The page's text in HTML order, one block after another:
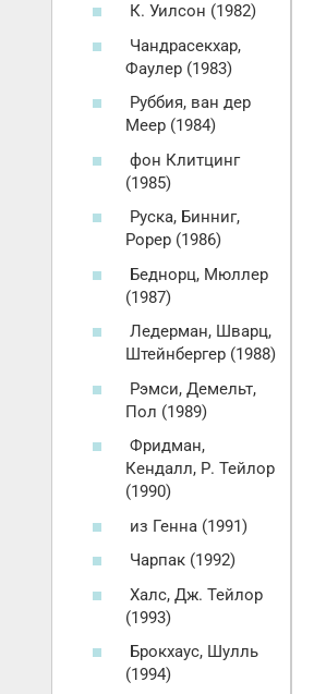
К. Уилсон (1982)
Чандрасекхар,
Фаулер (1983)
Руббия, ван дер
Меер (1984)
фон Клитцинг
(1985)
Руска, Бинниг,
Рорер (1986)
Беднорц, Мюллер
(1987)
Ледерман, Шварц,
Штейнбергер (1988)
Рэмси, Демельт,
Пол (1989)
Фридман,
Кендалл, Р. Тейлор
(1990)
из Генна (1991)
Чарпак (1992)
Халс, Дж. Тейлор
(1993)
Брокхаус, Шулль
(1994)